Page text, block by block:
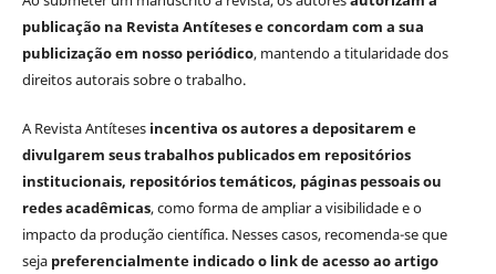
publicação na Revista Antíteses e concordam com a sua
publicização em nosso periódico, mantendo a titularidade dos
direitos autorais sobre o trabalho.
A Revista Antíteses incentiva os autores a depositarem e
divulgarem seus trabalhos publicados em repositórios
institucionais, repositórios temáticos, páginas pessoais ou
redes acadêmicas, como forma de ampliar a visibilidade e o
impacto da produção científica. Nesses casos, recomenda-se que
seja preferencialmente indicado o link de acesso ao artigo